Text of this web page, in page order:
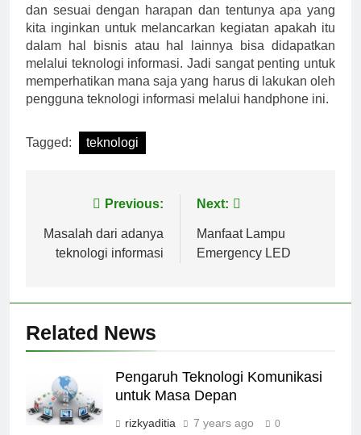
dan sesuai dengan harapan dan tentunya apa yang
kita inginkan untuk melancarkan kegiatan apakah itu
dalam hal bisnis atau hal lainnya bisa didapatkan
melalui teknologi informasi. Jadi sangat penting untuk
memperhatikan mana saja yang harus di lakukan oleh
pengguna teknologi informasi melalui handphone ini.
Tagged: teknologi
navigation
Previous:
Masalah dari adanya
teknologi informasi
Next:
Manfaat Lampu
Emergency LED
Related News
Pengaruh Teknologi Komunikasi
untuk Masa Depan
rizkyaditia 7 years ago 0